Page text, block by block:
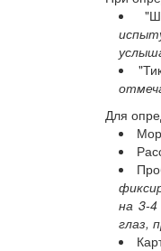
Для
на 3-
глаз,